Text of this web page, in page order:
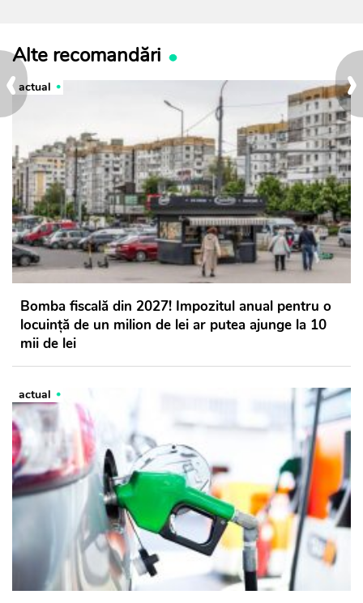
›
‹Alte recomandări
actual
Bomba fiscală din 2027! Impozitul anual pentru o
locuință de un milion de lei ar putea ajunge la 10
mii de lei
actual